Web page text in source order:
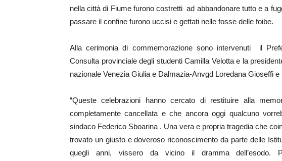
nella città di Fiume furono costretti ad abbandonare tutto e a
passare il confine furono uccisi e gettati nelle fosse delle foibe.
Alla cerimonia di commemorazione sono intervenuti il
Consulta provinciale degli studenti Camilla Velotta e la
nazionale Venezia Giulia e Dalmazia-Anvgd Loredana Gioseffi
“Queste celebrazioni hanno cercato di restituire alla
completamente cancellata e che ancora oggi qualcuno
sindaco Federico Sboarina . Una vera e propria tragedia che
trovato un giusto e doveroso riconoscimento da parte delle
quegli anni, vissero da vicino il dramma dell’esodo.